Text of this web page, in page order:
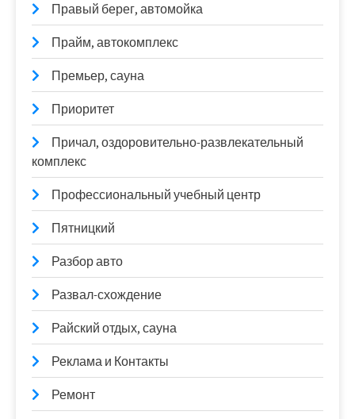
Правый берег, автомойка
Прайм, автокомплекс
Премьер, сауна
Приоритет
Причал, оздоровительно-развлекательный
комплекс
Профессиональный учебный центр
Пятницкий
Разбор авто
Развал-схождение
Райский отдых, сауна
Реклама и Контакты
Ремонт